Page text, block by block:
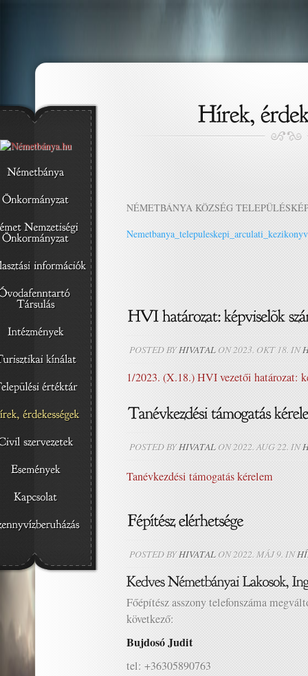
NÉMETBÁNYA KÖZSÉG
Nemetbanya_telepuleskepi_arculati_kezikonyv
POSTED BYHIVATAL ON 2023. OKT 18. IN
1/2023. (X.18.) HVI vezetői határozat:
POSTED BYHIVATAL ON 2022. AUG 22. IN
Tanévkezdési támogatás kérelem
POSTED BYHIVATAL ON 2022. MÁJ 9. IN
Főépítész asszony telefonszáma
következő:
Bujdosó Judit
tel: +36305890763